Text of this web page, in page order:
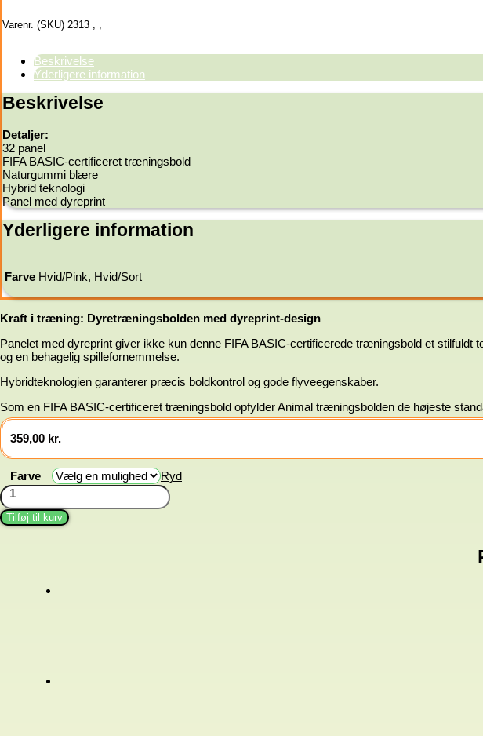
Varenr. (SKU) 2313 , ,
Beskrivelse
Yderligere information
Beskrivelse
Detaljer:
32 panel
FIFA BASIC-certificeret træningsbold
Naturgummi blære
Hybrid teknologi
Panel med dyreprint
Yderligere information
Farve Hvid/Pink, Hvid/Sort
Kraft i træning: Dyretræningsbolden med dyreprint-design
Panelet med dyreprint giver ikke kun denne FIFA BASIC-certificerede træningsbold et
og en behagelig spillefornemmelse.
Hybridteknologien garanterer præcis boldkontrol og gode flyveegenskaber.
Som en FIFA BASIC-certificeret træningsbold opfylder Animal træningsbolden de højeste
359,00 kr.
Farve
Ryd
Træningsbold
Animal
antal
Tilføj til kurv